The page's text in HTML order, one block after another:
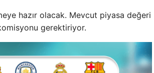
hazır olacak. Mevcut piyasa değeri
gerektiriyor.